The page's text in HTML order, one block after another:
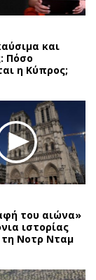
και
Πόσο
η Κύπρος;
του αιώνα»
ιστορίας
Νοτρ Νταμ